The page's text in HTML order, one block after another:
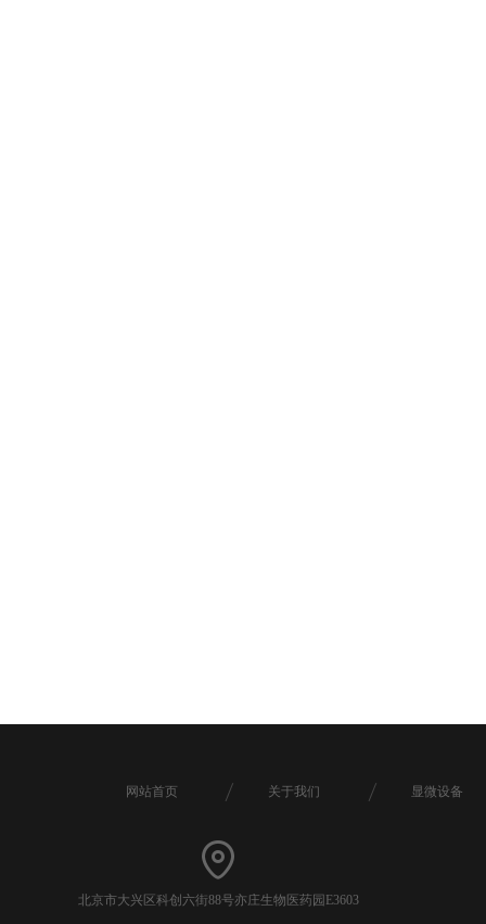
北京市大兴区科创六街88号亦庄生物医药园E3603
网站首页 关于我们 显微设备